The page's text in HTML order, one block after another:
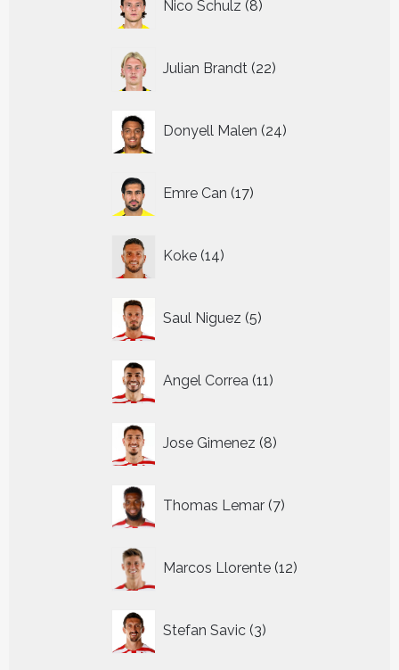
Nico Schulz 8
producten
Julian Brandt 22
producten
Donyell Malen 24
producten
Emre Can 17
producten
Koke 14
producten
Saul Niguez 5
producten
Angel Correa 11
producten
Jose Gimenez 8
producten
Thomas Lemar 7
producten
Marcos Llorente 12
producten
Stefan Savic 3
producten